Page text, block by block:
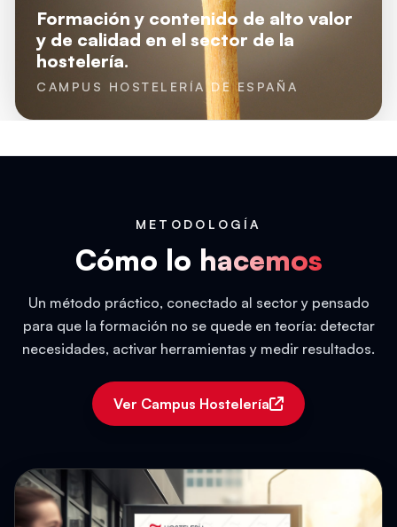
Formación y contenido de alto valor
y de calidad en el sector de la
hostelería.
CAMPUS HOSTELERÍA DE ESPAÑA
METODOLOGÍA
Cómo lo hacemos
Un método práctico, conectado al sector y pensado
para que la formación no se quede en teoría: detectar
necesidades, activar herramientas y medir resultados.
Ver Campus Hostelería